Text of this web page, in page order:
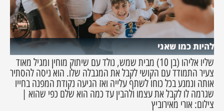
להיות כמו שאני
שליו אליהו (בן 10) מבית שמש, נולד עם שיתוק מוחין ומגיל מאוד
צעיר התמודד עם הקושי לקבל את המגבלה שלו. הוא ניסה להסתיר
אותה ונמנע בכל כוחו לשתף עלייה ואז הגיעה נקודת המפנה בחייו
שגרמה לו לקבל את עצמו ולהבין עד כמה הוא שלם כפי שהוא |
צילום: אורי מאירוביץ